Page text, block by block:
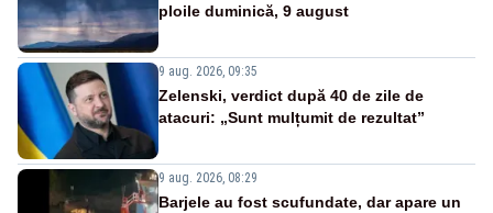
ploile duminică, 9 august
9 aug. 2026, 09:35
Zelenski, verdict după 40 de zile de
atacuri: „Sunt mulțumit de rezultat”
9 aug. 2026, 08:29
Barjele au fost scufundate, dar apare un